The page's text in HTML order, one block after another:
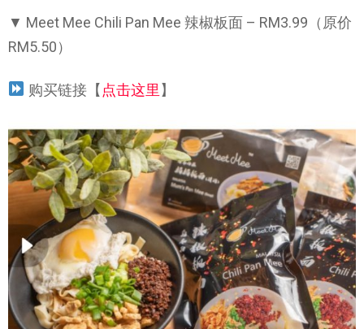
▼ Meet Mee Chili Pan Mee 辣椒板面 – RM3.99（原价
RM5.50）
购买链接【点击这里】